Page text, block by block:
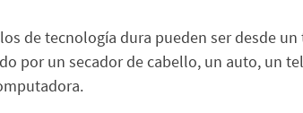
de tecnología dura pueden ser desde
por un secador de cabello, un auto, un